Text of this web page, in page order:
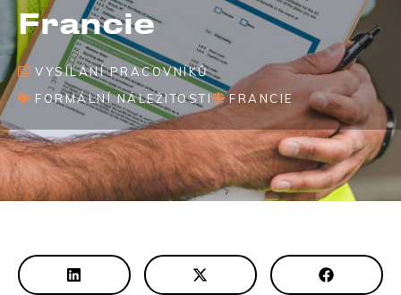
Francie
VYSÍLÁNÍ PRACOVNÍKŮ
FORMÁLNÍ NÁLEŽITOSTI
FRANCIE